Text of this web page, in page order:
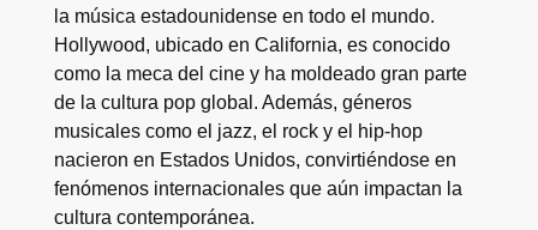
la música estadounidense en todo el mundo.
Hollywood, ubicado en California, es conocido
como la meca del cine y ha moldeado gran parte
de la cultura pop global. Además, géneros
musicales como el jazz, el rock y el hip-hop
nacieron en Estados Unidos, convirtiéndose en
fenómenos internacionales que aún impactan la
cultura contemporánea.